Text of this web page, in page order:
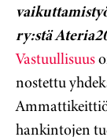
ry:stä
Vastuullisuus
nostettu
hankintojen